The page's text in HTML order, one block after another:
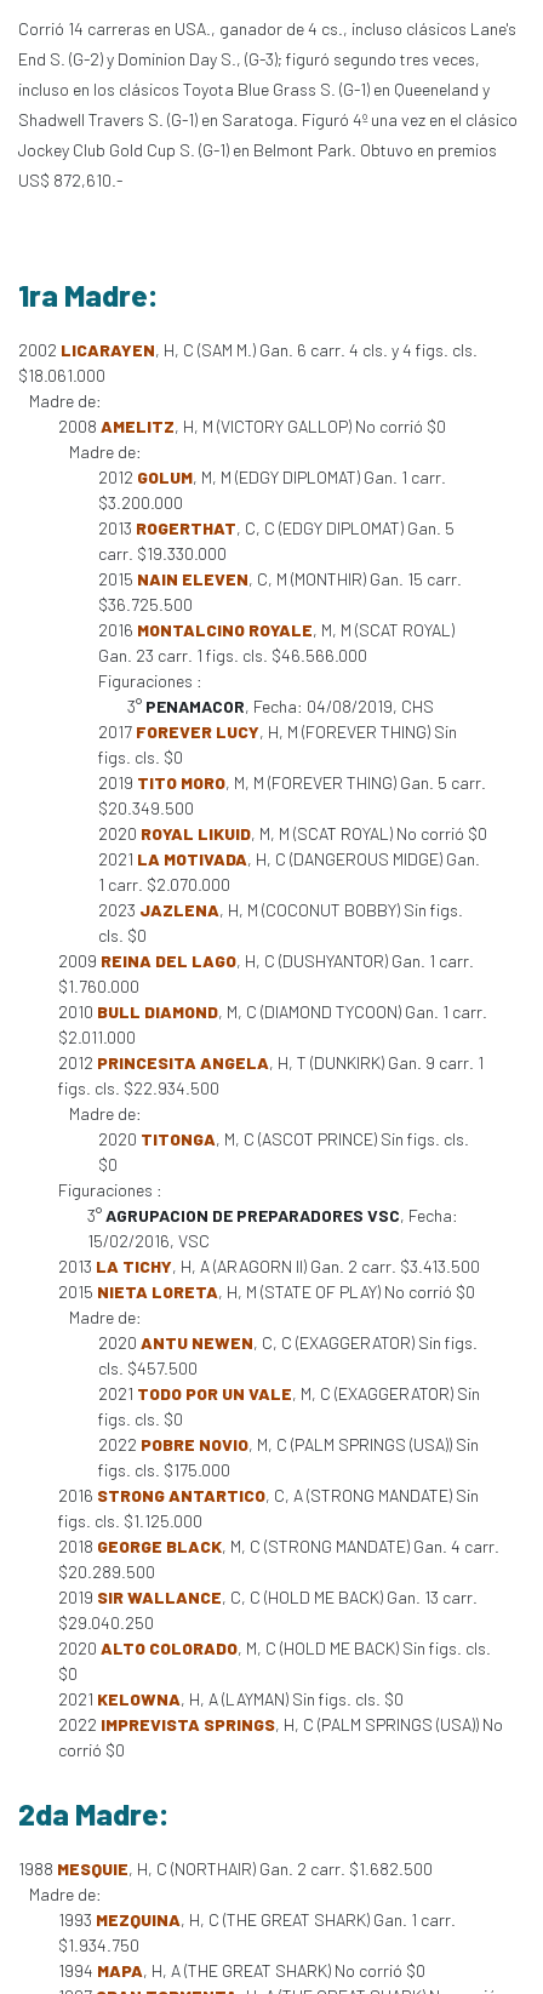
Corrió 14 carreras en USA., ganador de 4 cs., incluso clásicos Lane's
End S. (G-2) y Dominion Day S., (G-3); figuró segundo tres veces,
incluso en los clásicos Toyota Blue Grass S. (G-1) en Queeneland y
Shadwell Travers S. (G-1) en Saratoga. Figuró 4º una vez en el clásico
Jockey Club Gold Cup S. (G-1) en Belmont Park. Obtuvo en premios
US$ 872,610.-
1ra Madre:
2002 LICARAYEN, H, C (SAM M.) Gan. 6 carr. 4 cls. y 4 figs. cls.
$18.061.000
Madre de:
2008 AMELITZ, H, M (VICTORY GALLOP) No corrió $0
Madre de:
2012 GOLUM, M, M (EDGY DIPLOMAT) Gan. 1 carr.
$3.200.000
2013 ROGERTHAT, C, C (EDGY DIPLOMAT) Gan. 5
carr. $19.330.000
2015 NAIN ELEVEN, C, M (MONTHIR) Gan. 15 carr.
$36.725.500
2016 MONTALCINO ROYALE, M, M (SCAT ROYAL)
Gan. 23 carr. 1 figs. cls. $46.566.000
Figuraciones :
3° PENAMACOR, Fecha: 04/08/2019, CHS
2017 FOREVER LUCY, H, M (FOREVER THING) Sin
figs. cls. $0
2019 TITO MORO, M, M (FOREVER THING) Gan. 5 carr.
$20.349.500
2020 ROYAL LIKUID, M, M (SCAT ROYAL) No corrió $0
2021 LA MOTIVADA, H, C (DANGEROUS MIDGE) Gan.
1 carr. $2.070.000
2023 JAZLENA, H, M (COCONUT BOBBY) Sin figs.
cls. $0
2009 REINA DEL LAGO, H, C (DUSHYANTOR) Gan. 1 carr.
$1.760.000
2010 BULL DIAMOND, M, C (DIAMOND TYCOON) Gan. 1 carr.
$2.011.000
2012 PRINCESITA ANGELA, H, T (DUNKIRK) Gan. 9 carr. 1
figs. cls. $22.934.500
Madre de:
2020 TITONGA, M, C (ASCOT PRINCE) Sin figs. cls.
$0
Figuraciones :
3°AGRUPACION DE PREPARADORES VSC, Fecha:
15/02/2016, VSC
2013 LA TICHY, H, A (ARAGORN II) Gan. 2 carr. $3.413.500
2015 NIETA LORETA, H, M (STATE OF PLAY) No corrió $0
Madre de:
2020 ANTU NEWEN, C, C (EXAGGERATOR) Sin figs.
cls. $457.500
2021 TODO POR UN VALE, M, C (EXAGGERATOR) Sin
figs. cls. $0
2022 POBRE NOVIO, M, C (PALM SPRINGS (USA)) Sin
figs. cls. $175.000
2016 STRONG ANTARTICO, C, A (STRONG MANDATE) Sin
figs. cls. $1.125.000
2018 GEORGE BLACK, M, C (STRONG MANDATE) Gan. 4 carr.
$20.289.500
2019 SIR WALLANCE, C, C (HOLD ME BACK) Gan. 13 carr.
$29.040.250
2020 ALTO COLORADO, M, C (HOLD ME BACK) Sin figs. cls.
$0
2021 KELOWNA, H, A (LAYMAN) Sin figs. cls. $0
2022 IMPREVISTA SPRINGS, H, C (PALM SPRINGS (USA)) No
corrió $0
2da Madre:
1988 MESQUIE, H, C (NORTHAIR) Gan. 2 carr. $1.682.500
Madre de:
1993 MEZQUINA, H, C (THE GREAT SHARK) Gan. 1 carr.
$1.934.750
1994 MAPA, H, A (THE GREAT SHARK) No corrió $0